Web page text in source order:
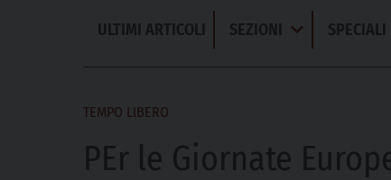
ULTIMI ARTICOLI SEZIONI
Apri
Menu
TEMPO LIBERO
PEr le Giornate